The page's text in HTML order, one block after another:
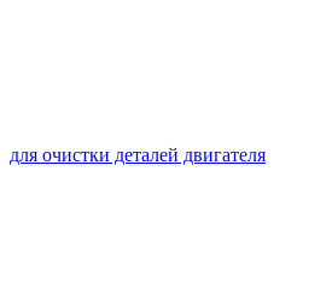
для очистки деталей двигателя